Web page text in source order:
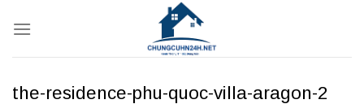
qua
the-residence-phu-quoc-villa-aragon-2